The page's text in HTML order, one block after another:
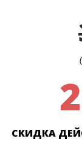
СКИДКА